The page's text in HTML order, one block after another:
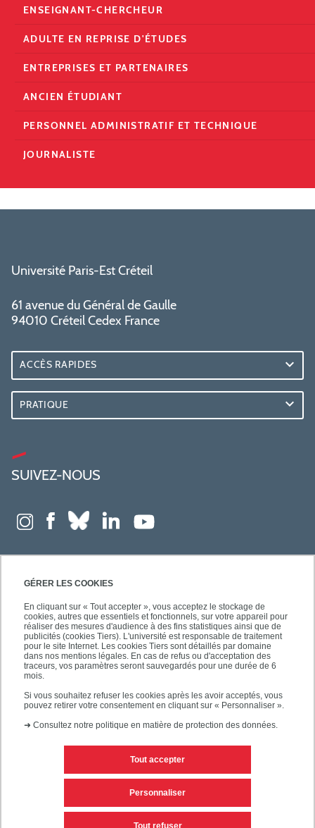
GÉRER LES COOKIES
En cliquant sur « Tout accepter », vous acceptez le stockage de
cookies, autres que essentiels et fonctionnels, sur votre appareil pour
réaliser des mesures d'audience à des fins statistiques ainsi que de
publicités (cookies Tiers). L'université est responsable de traitement
pour le site Internet. Les cookies Tiers sont détaillés par domaine
dans nos mentions légales. En cas de refus ou d'acceptation des
traceurs, vos paramètres seront sauvegardés pour une durée de 6
mois.
Si vous souhaitez refuser les cookies après les avoir acceptés, vous
pouvez retirer votre consentement en cliquant sur « Personnaliser ».
➜ Consultez notre politique en matière de protection des données.
Tout accepter
Personnaliser
ENSEIGNANT-CHERCHEUR
ADULTE EN REPRISE D'ÉTUDES
ENTREPRISES ET PARTENAIRES
ANCIEN ÉTUDIANT
PERSONNEL ADMINISTRATIF ET TECHNIQUE
JOURNALISTE
Université Paris-Est Créteil
61 avenue du Général de Gaulle
94010 Créteil Cedex France
ACCÈS RAPIDES
PRATIQUE
SUIVEZ-NOUS
Mentions légales
Personnaliser les cookies Plan du site